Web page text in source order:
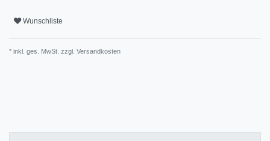
Wunschliste
* inkl. ges. MwSt. zzgl. Versandkosten